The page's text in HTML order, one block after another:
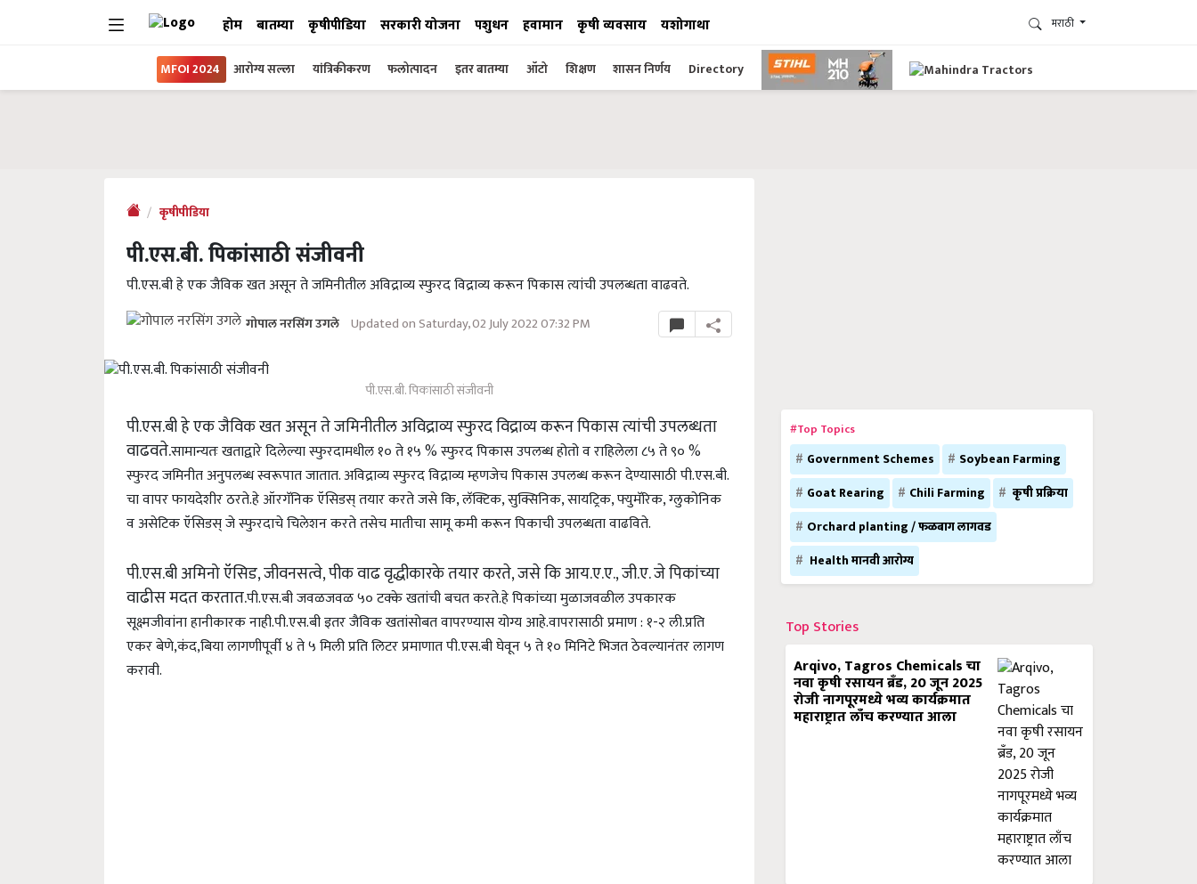
होम बातम्या कृषीपीडिया सरकारी योजना पशुधन हवामान कृषी व्यवसाय यशोगाथा मराठी
MFOI 2024 आरोग्य सल्ला यांत्रिकीकरण फलोत्पादन इतर बातम्या ऑटो शिक्षण शासन निर्णय Directory
कृषीपीडिया
पी.एस.बी. पिकांसाठी संजीवनी
पी.एस.बी हे एक जैविक खत असून ते जमिनीतील अविद्राव्य स्फुरद विद्राव्य करून पिकास त्यांची उपलब्धता वाढवते.
गोपाल नरसिंग उगले Updated on Saturday, 02 July 2022 07:32 PM
पी.एस.बी. पिकांसाठी संजीवनी
पी.एस.बी हे एक जैविक खत असून ते जमिनीतील अविद्राव्य स्फुरद विद्राव्य करून पिकास त्यांची उपलब्धता
वाढवते.सामान्यतः खताद्वारे दिलेल्या स्फुरदामधील १० ते १५ % स्फुरद पिकास उपलब्ध होतो व राहिलेला ८५ ते ९० %
स्फुरद जमिनीत अनुपलब्ध स्वरूपात जातात. अविद्राव्य स्फुरद विद्राव्य म्हणजेच पिकास उपलब्ध करून देण्यासाठी पी.एस.बी.
चा वापर फायदेशीर ठरते.हे ऑरगॅनिक ऍसिडस् तयार करते जसे कि, लॅक्टिक, सुक्सिनिक, सायट्रिक, फ्युमॅरिक, ग्लुकोनिक
व असेटिक ऍसिडस् जे स्फुरदाचे चिलेशन करते तसेच मातीचा सामू कमी करून पिकाची उपलब्धता वाढविते.
पी.एस.बी अमिनो ऍसिड, जीवनसत्वे, पीक वाढ वृद्धीकारके तयार करते, जसे कि आय.ए.ए., जी.ए. जे पिकांच्या
वाढीस मदत करतात.पी.एस.बी जवळजवळ ५० टक्के खतांची बचत करते.हे पिकांच्या मुळाजवळील उपकारक
सूक्ष्मजीवांना हानीकारक नाही.पी.एस.बी इतर जैविक खतांसोबत वापरण्यास योग्य आहे.वापरासाठी प्रमाण : १-२ ली.प्रति
एकरबेणे,कंद,बिया लागणीपूर्वी ४ ते ५ मिली प्रति लिटर प्रमाणात पी.एस.बी घेवून ५ ते १० मिनिटे भिजत ठेवल्यानंतर लागण
करावी.
#Top Topics
Government Schemes
Soybean Farming
Goat Rearing
Chili Farming
कृषी प्रक्रिया
Orchard planting / फळबाग लागवड
Health मानवी आरोग्य
Top Stories
Arqivo, Tagros Chemicals चा
नवा कृषी रसायन ब्रँड, 20 जून 2025
रोजी नागपूरमध्ये भव्य कार्यक्रमात
महाराष्ट्रात लाँच करण्यात आला